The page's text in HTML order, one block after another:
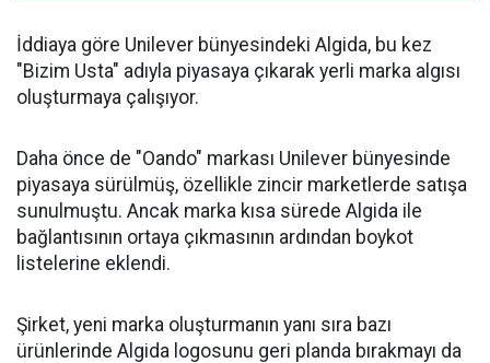
İddiaya göre Unilever bünyesindeki Algida, bu kez
"Bizim Usta" adıyla piyasaya çıkarak yerli marka algısı
oluşturmaya çalışıyor.
Daha önce de "Oando" markası Unilever bünyesinde
piyasaya sürülmüş, özellikle zincir marketlerde satışa
sunulmuştu. Ancak marka kısa sürede Algida ile
bağlantısının ortaya çıkmasının ardından boykot
listelerine eklendi.
Şirket, yeni marka oluşturmanın yanı sıra bazı
ürünlerinde Algida logosunu geri planda bırakmayı da